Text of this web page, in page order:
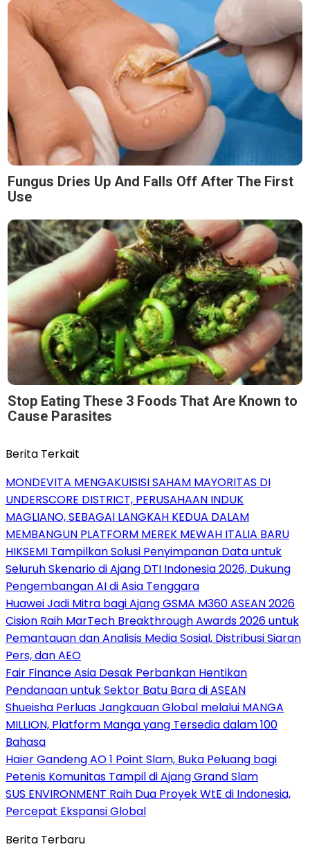
Fungus Dries Up And Falls Off After The First
Use
Stop Eating These 3 Foods That Are Known to
Cause Parasites
Berita Terkait
MONDEVITA MENGAKUISISI SAHAM MAYORITAS DI
UNDERSCORE DISTRICT, PERUSAHAAN INDUK
MAGLIANO, SEBAGAI LANGKAH KEDUA DALAM
MEMBANGUN PLATFORM MEREK MEWAH ITALIA BARU
HIKSEMI Tampilkan Solusi Penyimpanan Data untuk
Seluruh Skenario di Ajang DTI Indonesia 2026, Dukung
Pengembangan AI di Asia Tenggara
Huawei Jadi Mitra bagi Ajang GSMA M360 ASEAN 2026
Cision Raih MarTech Breakthrough Awards 2026 untuk
Pemantauan dan Analisis Media Sosial, Distribusi Siaran
Pers, dan AEO
Fair Finance Asia Desak Perbankan Hentikan
Pendanaan untuk Sektor Batu Bara di ASEAN
Shueisha Perluas Jangkauan Global melalui MANGA
MILLION, Platform Manga yang Tersedia dalam 100
Bahasa
Haier Gandeng AO 1 Point Slam, Buka Peluang bagi
Petenis Komunitas Tampil di Ajang Grand Slam
SUS ENVIRONMENT Raih Dua Proyek WtE di Indonesia,
Percepat Ekspansi Global
Berita Terbaru